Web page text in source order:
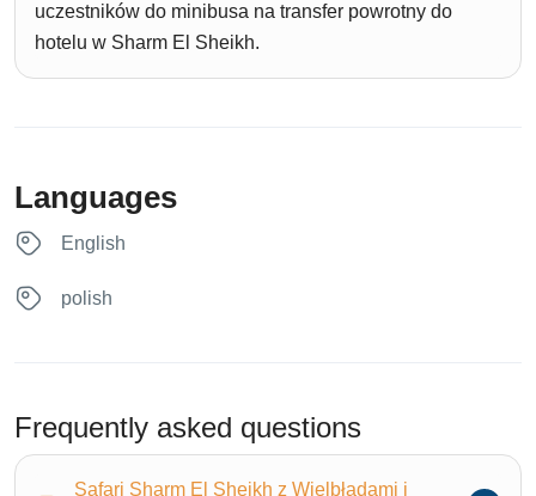
uczestników do minibusa na transfer powrotny do
hotelu w Sharm El Sheikh.
Languages
English
polish
Frequently asked questions
Safari Sharm El Sheikh z Wielbłądami i